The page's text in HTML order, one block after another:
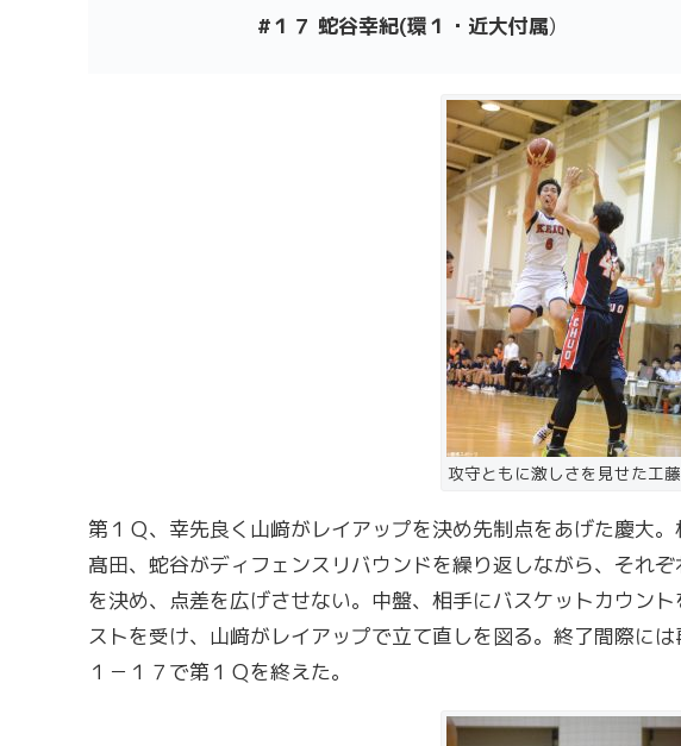
#１７ 蛇谷幸紀(環１ ・近大付属)
攻守ともに激しさを見せた工藤
第１Ｑ、幸先良く山﨑がレイアップを決め先制点をあげた慶大。
髙田、蛇谷がディフェンスリバウンドを繰り返しながら、それ
を決め、点差を広げさせない。中盤、相手にバスケットカウン
ストを受け、山﨑がレイアップで立て直しを図る。終了間際に
１－１７で第１Ｑを終えた。